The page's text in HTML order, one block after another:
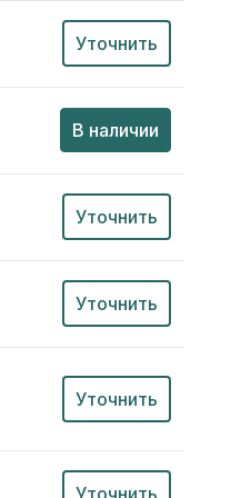
Уточнить
В наличии
Уточнить
Уточнить
Уточнить